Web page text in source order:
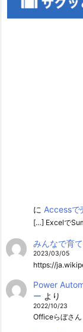
に Accessで
[…] Excelで
みんなで育
2023/03/05
https://
Power
ー より
2022/10/23
Officeらぼさ